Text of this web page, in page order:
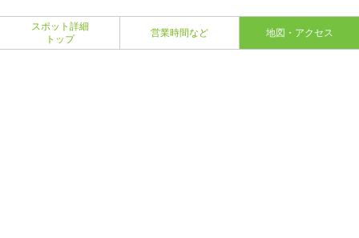
スポット詳細
トップ
営業時間など 地図・アクセス